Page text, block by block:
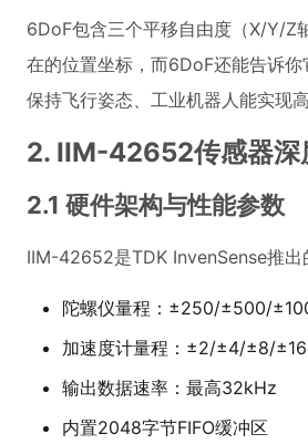
6DoF包含三个平移自由度（X/Y/Z
在的位置坐标，而6DoF还能告诉
保持飞行姿态、工业机器人能实现
2. IIM-42652传感器深
2.1 硬件架构与性能参数
IIM-42652是TDK InvenSense推出
陀螺仪量程：±250/±500/
加速度计量程：±2/±4/±8/
输出数据速率：最高32kHz
内置2048字节FIFO缓冲区